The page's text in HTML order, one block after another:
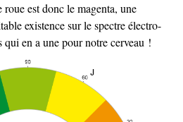
est donc le magenta, une
existence sur le spectre électro-
en a une pour notre cerveau !